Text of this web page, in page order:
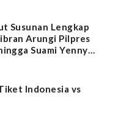
Susunan Lengkap
Arungi Pilpres
Suami Yenny
Indonesia vs